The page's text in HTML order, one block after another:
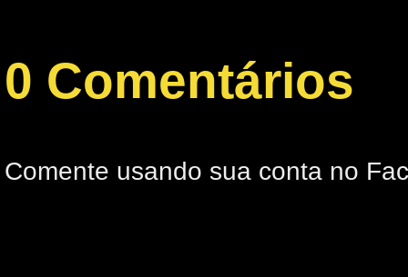
0 Comentários
Comente usando sua conta no